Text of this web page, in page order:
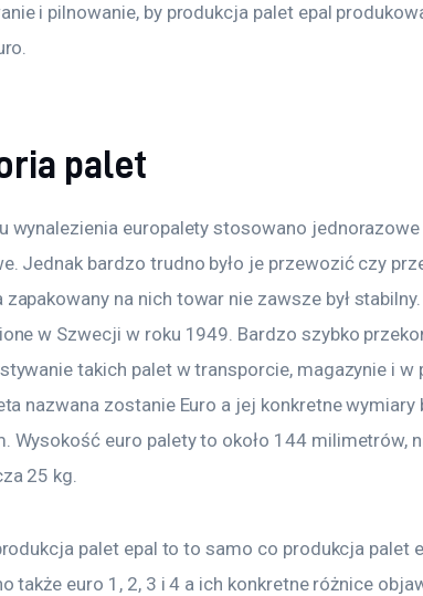
i pilnowanie, by produkcja palet epal
palet
wynalezienia europalety stosowano jednorazowe
Jednak bardzo trudno było je przewozić czy
zapakowany na nich towar nie zawsze był
w Szwecji w roku 1949. Bardzo szybko
takich palet w transporcie, magazynie i w
nazwana zostanie Euro a jej konkretne
Wysokość euro palety to około 144 milimetrów,
25 kg.
palet epal to to samo co produkcja palet
także euro 1, 2, 3 i 4 a ich konkretne różnice